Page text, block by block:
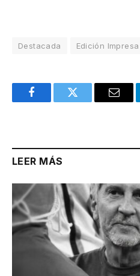
Destacada Edición Impresa
FacebookTwitter Email
LEER MÁS